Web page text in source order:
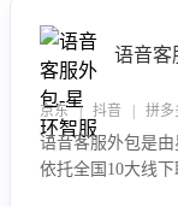
语音客
京东 | 抖音 | 拼
语音客服外包是
依托全国10大线